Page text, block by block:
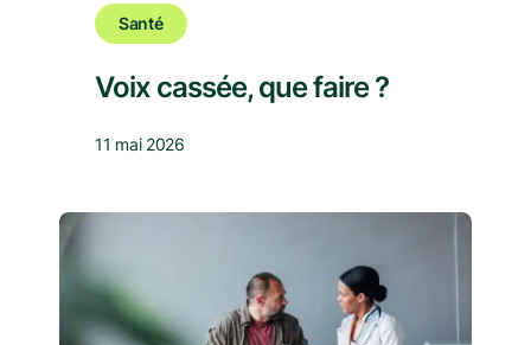
Santé
Voix cassée, que faire ?
11 mai 2026